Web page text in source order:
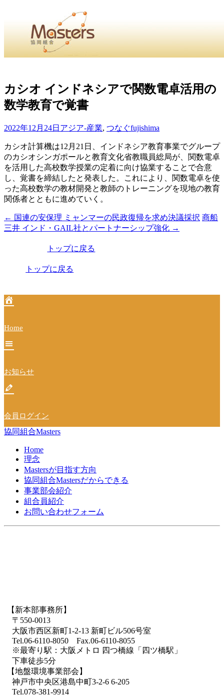
せ・
・Home・ ・理 念・ ・沿 革・ ・組織図・ ・会
協同組合Masters／
国土交通省・経済産業省・農林水産省・厚生労働省 認可
Masters組合員ログイン
カシオ インドネシアで関数電卓活用の
数学教育で覚書
2022年12月24日 アジア-産業, つなぐfujishima
カシオ計算機は12月21日、インドネシア教育事業でグループ
のカシオシンガポールと教育文化省教職員総局が、関数電卓
を活用した高校数学授業の定着に向け協業することで合意
し、覚書を締結したと発表した。これにより、関数電卓を使
った高校数学の教材開発と教師のトレーニングを現地の教育
関係者とともに進めていく。
投
稿
ー
ョ
ン
← 国連の安保理 ミャンマーの民政復帰を求め決議採択 商船
三井 インド・GAIL社とパートナーシップ強化 →
トップに戻る
トップに戻る
Home
お知らせ
会員ログイン
協同組合Masters
Home
理念
Mastersが目指す方向
協同組合Mastersだからできる
事業部会紹介
組合員紹介
お問い合わせフォーム
【新本部事務所】
〒550-0013
大阪市西区新町1-2-13 新町ビル506号室
Tel.06-6110-8050 Fax.06-6110-8055
※最寄り駅：大阪メトロ 四つ橋線「四ツ橋駅」
下車徒歩5分
【地盤環境事業部会】
神戸市中央区港島中町3-2-6 6-205
Tel.078-381-9914